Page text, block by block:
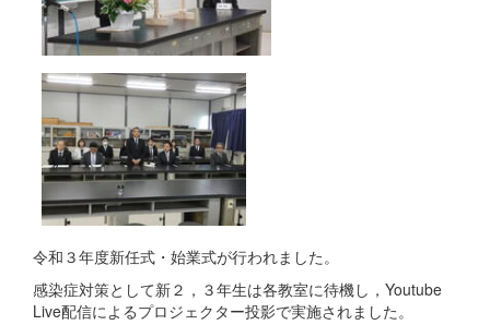
令和３年度新任式・始業式が行われました。
感染症対策として新２，３年生は各教室に待機し，Youtube
Live配信によるプロジェクター投影で実施されました。